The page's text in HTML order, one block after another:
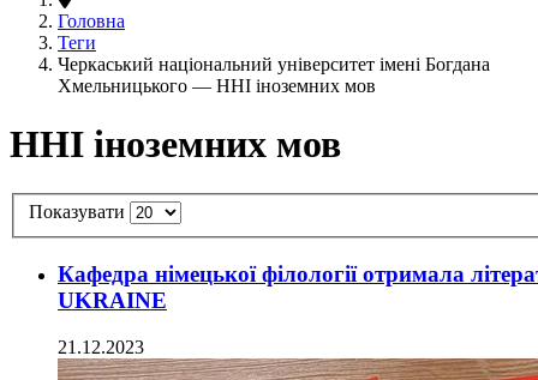
Головна
Теги
Черкаський національний університет імені Богдана
Хмельницького — ННІ іноземних мов
ННІ іноземних мов
Показувати
Кафедра німецької філології отримала
UKRAINE
21.12.2023